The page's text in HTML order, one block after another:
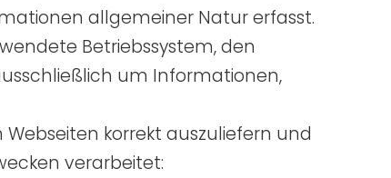
allgemeiner Natur erfasst.
Betriebssystem, den
um Informationen,
korrekt auszuliefern und
verarbeitet: